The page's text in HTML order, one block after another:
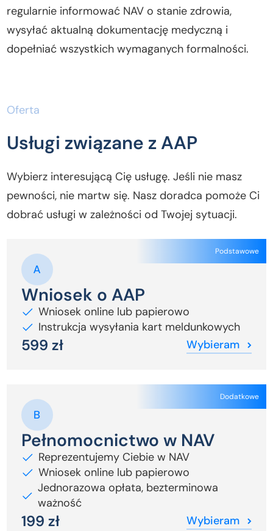
regularnie informować NAV o stanie zdrowia,
wysyłać aktualną dokumentację medyczną i
dopełniać wszystkich wymaganych formalności.
Oferta
Usługi związane z AAP
Wybierz interesującą Cię usługę. Jeśli nie masz
pewności, nie martw się. Nasz doradca pomoże Ci
dobrać usługi w zależności od Twojej sytuacji.
Podstawowe
Wniosek o AAP
Wniosek online lub papierowo
Instrukcja wysyłania kart meldunkowych
599 zł Wybieram
Dodatkowe
Pełnomocnictwo w NAV
Reprezentujemy Ciebie w NAV
Wniosek online lub papierowo
Jednorazowa opłata, bezterminowa
ważność
199 zł Wybieram